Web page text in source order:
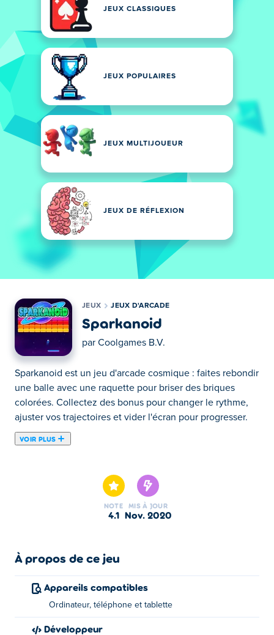
JEUX CLASSIQUES
JEUX POPULAIRES
JEUX MULTIJOUEUR
JEUX DE RÉFLEXION
JEUX JEUX D'ARCADE
Sparkanoid
par Coolgames B.V.
Sparkanoid est un jeu d'arcade cosmique : faites rebondir
une balle avec une raquette pour briser des briques
colorées. Collectez des bonus pour changer le rythme,
ajuster vos trajectoires et vider l'écran pour progresser.
VOIR PLUS
chaque morceau le plus vite possible. Déplacez votre
raquette de droite à gauche pour faire rebondir la balle et
attraper les options. Ralentissez le temps pour faciliter
NOTE
4.1
MIS À JOUR
nov. 2020
À propos de ce jeu
Appareils compatibles
Ordinateur, téléphone et tablette
Développeur